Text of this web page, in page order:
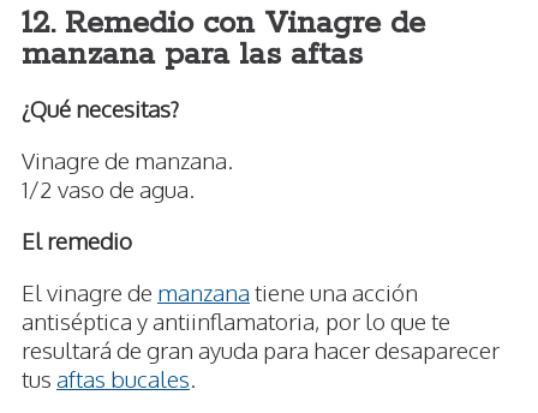
12. Remedio con Vinagre de
manzana para las aftas
¿Qué necesitas?
Vinagre de manzana.
1/2 vaso de agua.
El remedio
El vinagre de manzana tiene una acción
antiséptica y antiinflamatoria, por lo que te
resultará de gran ayuda para hacer desaparecer
tus aftas bucales